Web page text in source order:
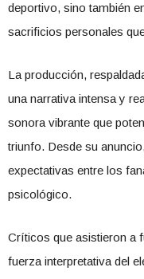
deportivo, sino también
sacrificios personales
La producción,
una narrativa intensa y
sonora vibrante que
triunfo. Desde su
expectativas entre los
psicológico.
Críticos que asistieron a
fuerza interpretativa del